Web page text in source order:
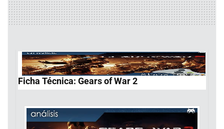
Ficha Técnica: Gears of War 2